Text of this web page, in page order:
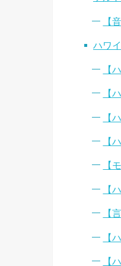
【
ハワ
【
【
【
【
【
【
【
【
【